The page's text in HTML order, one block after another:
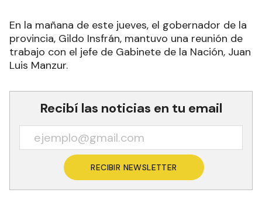
En la mañana de este jueves, el gobernador de la
provincia, Gildo Insfrán, mantuvo una reunión de
trabajo con el jefe de Gabinete de la Nación, Juan
Luis Manzur.
Recibí las noticias en tu email
RECIBIR NEWSLETTER